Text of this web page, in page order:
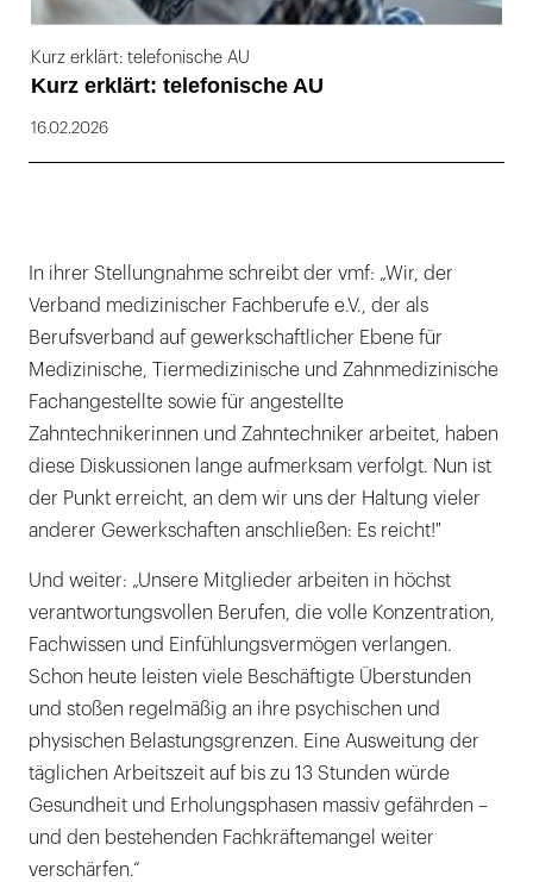
Kurz erklärt: telefonische AU
Kurz erklärt: telefonische AU
16.02.2026
In ihrer Stellungnahme schreibt der vmf: „Wir, der
Verband medizinischer Fachberufe e.V., der als
Berufsverband auf gewerkschaftlicher Ebene für
Medizinische, Tiermedizinische und Zahnmedizinische
Fachangestellte sowie für angestellte
Zahntechnikerinnen und Zahntechniker arbeitet, haben
diese Diskussionen lange aufmerksam verfolgt. Nun ist
der Punkt erreicht, an dem wir uns der Haltung vieler
anderer Gewerkschaften anschließen: Es reicht!"
Und weiter: „Unsere Mitglieder arbeiten in höchst
verantwortungsvollen Berufen, die volle Konzentration,
Fachwissen und Einfühlungsvermögen verlangen.
Schon heute leisten viele Beschäftigte Überstunden
und stoßen regelmäßig an ihre psychischen und
physischen Belastungsgrenzen. Eine Ausweitung der
täglichen Arbeitszeit auf bis zu 13 Stunden würde
Gesundheit und Erholungsphasen massiv gefährden –
und den bestehenden Fachkräftemangel weiter
verschärfen.“